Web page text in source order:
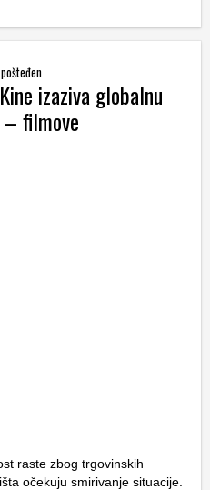
izaziva globalnu
filmove
raste zbog trgovinskih
očekuju smirivanje situacije.